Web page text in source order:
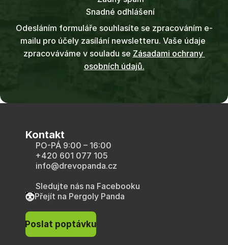
Snadné odhlášení
Odesláním formuláře souhlasíte se zpracováním e-
mailu pro účely zasílání newsletteru. Vaše údaje
zpracováváme v souladu se Zásadami ochrany
osobních údajů.
Kontakt
PO-PÁ 9:00 – 16:00
+420 601 077 105
info@drevopanda.cz
Sledujte nás na Facebooku
Přejít na Pergoly Panda
Poslat poptávku